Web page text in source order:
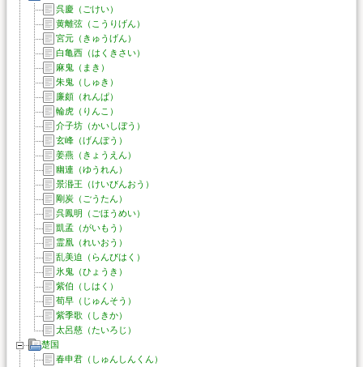
呉慶（ごけい）
黄離弦（こうりげん）
宮元（きゅうげん）
白亀西（はくきさい）
麻鬼（まき）
朱鬼（しゅき）
廉頗（れんぱ）
輪虎（りんこ）
介子坊（かいしぼう）
玄峰（げんぽう）
姜燕（きょうえん）
幽連（ゆうれん）
景湣王（けいびんおう）
剛炭（ごうたん）
呉鳳明（ごほうめい）
凱孟（がいもう）
霊凰（れいおう）
乱美迫（らんびはく）
氷鬼（ひょうき）
紫伯（しはく）
荀早（じゅんそう）
紫季歌（しきか）
太呂慈（たいろじ）
楚国
春申君（しゅんしんくん）